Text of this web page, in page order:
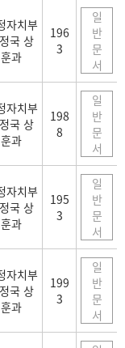
자치부
국 상
훈과
196
3
일
반
문
서
자치부
국 상
훈과
198
8
일
반
문
서
자치부
국 상
훈과
195
3
일
반
문
서
자치부
국 상
훈과
199
3
일
반
문
서